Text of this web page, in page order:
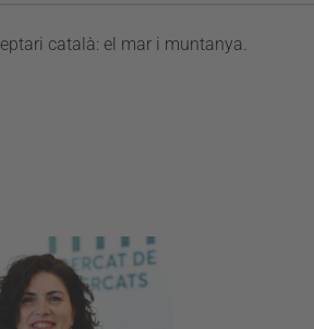
català: el mar i muntanya.